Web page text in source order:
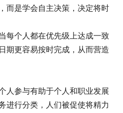
而是学会自主决策，决定将时
每个人都在优先级上达成一致
期更容易按时完成，从而营造
人参与有助于个人和职业发展
进行分类，人们被促使将精力